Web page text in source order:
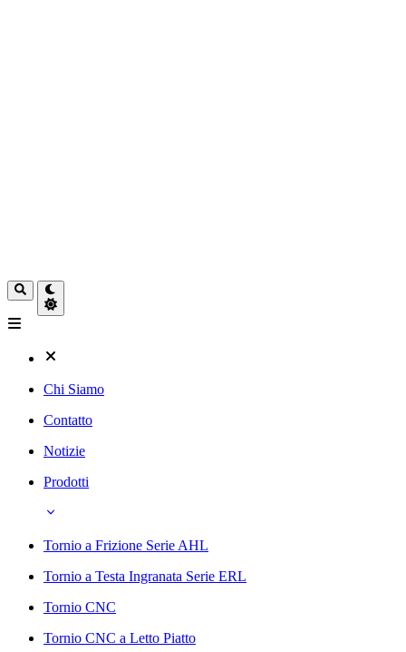
Chi Siamo
Contatto
Notizie
Prodotti
Tornio a Frizione Serie AHL
Tornio a Testa Ingranata Serie ERL
Tornio CNC
Tornio CNC a Letto Piatto